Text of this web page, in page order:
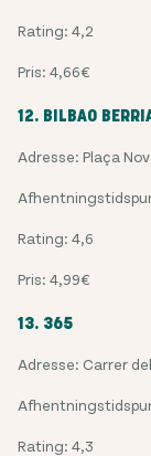
Rating: 4,2
Pris: 4,66€
12. BILBAO
Adresse: Plaça
Rating: 4,6
Pris: 4,99€
13. 365
Adresse: Carrer del
Rating: 4,3